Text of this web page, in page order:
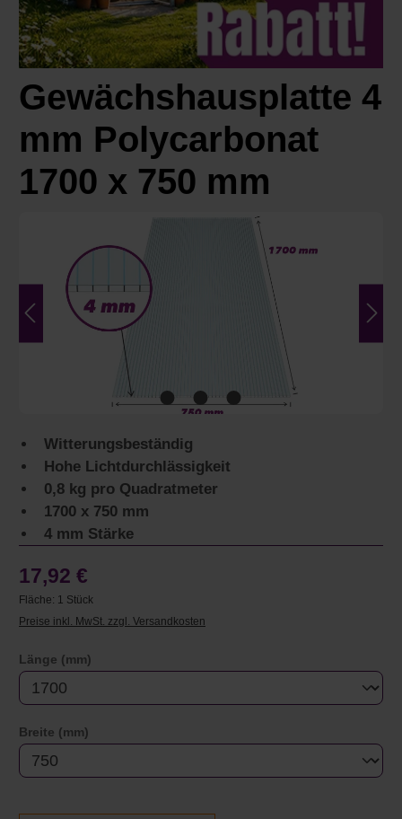
Gewächshausplatte 4
mm Polycarbonat
1700 x 750 mm
Witterungsbeständig
Hohe Lichtdurchlässigkeit
0,8 kg pro Quadratmeter
1700 x 750 mm
4 mm Stärke
17,92 €
Fläche: 1 Stück
Preise inkl. MwSt. zzgl. Versandkosten
Länge (mm)
Breite (mm)